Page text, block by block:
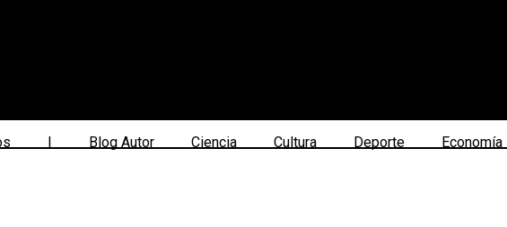
| Blog Autor Ciencia Cultura Deporte Economía